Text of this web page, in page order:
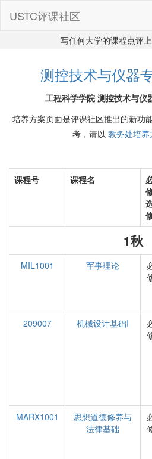
USTC评课社区
写任何大学的课程点评上
测控技术与仪器
工程科学学院 测控技术与仪
培养方案页面是评课社区推出的新功
考，请以 教务处培养
课程号 课程名
1秋
MIL1001 军事理论
209007
机械设计基础I
MARX1001
思想道德修养与
法律基础